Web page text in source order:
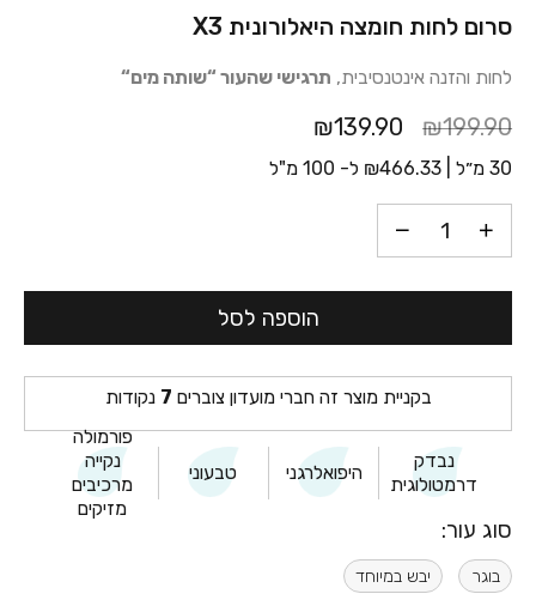
סרום לחות חומצה היאלורונית X3
לחות והזנה אינטנסיבית, תרגישי שהעור “שותה מים“
₪199.90
₪139.90
30 מ״ל | ₪466.33 ל- 100 מ"ל
כמות סרום לחות חומצה היאלורונית X3
הוספה לסל
בקניית מוצר זה חברי מועדון צוברים 7 נקודות
נבדק
דרמטולוגית
היפואלרגני טבעוני
פורמולה
נקייה
מרכיבים
מזיקים
סוג עור:
בוגר יבש במיוחד